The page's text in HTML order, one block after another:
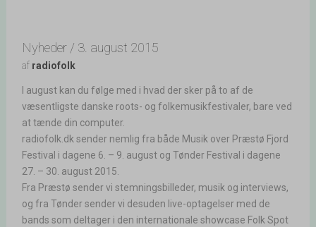
Nyheder / 3. august 2015
af radiofolk
I august kan du følge med i hvad der sker på to af de
væsentligste danske roots- og folkemusikfestivaler, bare ved
at tænde din computer.
radiofolk.dk sender nemlig fra både Musik over Præstø Fjord
Festival i dagene 6. – 9. august og Tønder Festival i dagene
27. – 30. august 2015.
Fra Præstø sender vi stemningsbilleder, musik og interviews,
og fra Tønder sender vi desuden live-optagelser med de
bands som deltager i den internationale showcase Folk Spot